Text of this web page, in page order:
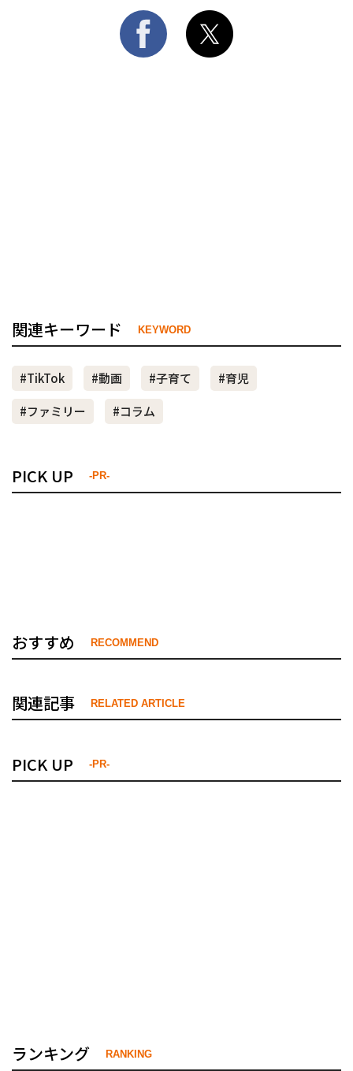
関連キーワード KEYWORD
#TikTok #動画 #子育て
#育児
#ファミリー
#コラム
PICK UP -PR-
おすすめ RECOMMEND
関連記事 RELATED ARTICLE
PICK UP -PR-
ランキング RANKING